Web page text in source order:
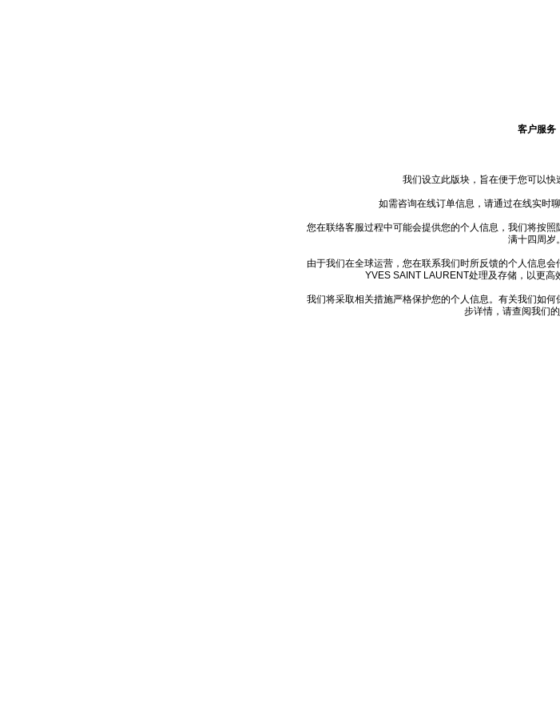
客户服务
我们设立此版块，旨在便于您可以快
如需咨询在线订单信息，请通过在线实时
您在联络客服过程中可能会提供您的个人信息，我们将按
满十四周岁。
由于我们在全球运营，您在联系我们时所反馈的个人信息
YVES SAINT LAURENT处理及存储，以更高
我们将采取相关措施严格保护您的个人信息。有关我们如
步详情，请查阅我们的